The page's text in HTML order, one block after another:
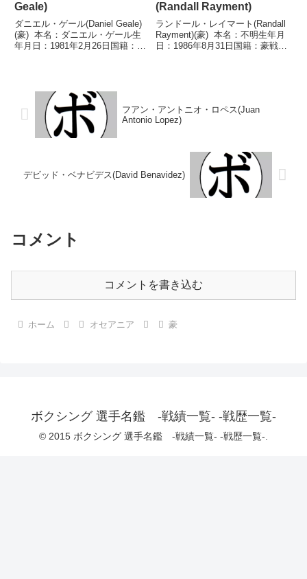
Geale)
ダニエル・ゲール(Daniel Geale)
(豪) 本名：ダニエル・ゲール生
年月日：1981年2月26日国籍：豪
チュア)2001年度オ...
(Randall Rayment)
ランドール・レイマート(Randall
Rayment)(豪) 本名：不明生年月
日：1986年8月31日国籍：豪戦
フアン・アントニオ・ロペス(Juan
Antonio Lopez)
デビッド・ベナビデス(David Benavidez)
コメント
コメントを書き込む
ホーム オセアニア 豪
ボクシング 選手名鑑 -戦績一覧- -戦歴一覧-
© 2015 ボクシング 選手名鑑 -戦績一覧- -戦歴一覧-.